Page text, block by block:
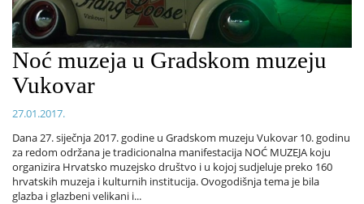
Noć muzeja u Gradskom muzeju
Vukovar
27.01.2017.
Dana 27. siječnja 2017. godine u Gradskom muzeju Vukovar 10. godinu
za redom održana je tradicionalna manifestacija NOĆ MUZEJA koju
organizira Hrvatsko muzejsko društvo i u kojoj sudjeluje preko 160
hrvatskih muzeja i kulturnih institucija. Ovogodišnja tema je bila
glazba i glazbeni velikani i...